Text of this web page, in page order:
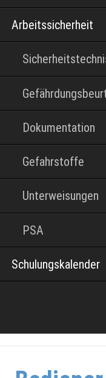
Arbeitssicherheit
Dokumentation
Gefahrstoffe
Unterweisungen
PSA
Schulungskalender